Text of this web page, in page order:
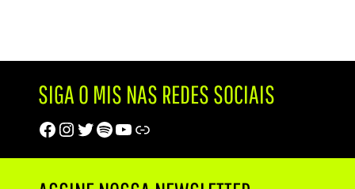
SIGA O MIS NAS REDES SOCIAIS
Facebook
Instagram
Twitter
Spotify
Youtube
Trip Advisor